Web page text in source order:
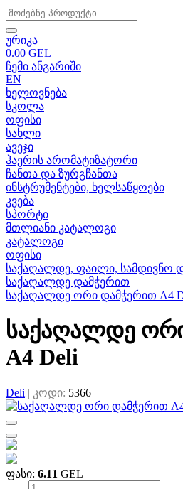
ურიკა
0.00 GEL
ჩემი ანგარიში
EN
ხელოვნება
სკოლა
ოფისი
სახლი
ავეჯი
ჰაერის არომატიზატორი
ჩანთა და ზურგჩანთა
ინსტრუმენტები, ხელსაწყოები
კვება
სპორტი
მთლიანი კატალოგი
კატალოგი
ოფისი
საქაღალდე, ფაილი, სამდივნო
საქაღალდე დამჭერით
საქაღალდე ორი დამჭერით A4
საქაღალდე
A4 Deli
Deli | კოდი: 5366
ფასი: 6.11 GEL